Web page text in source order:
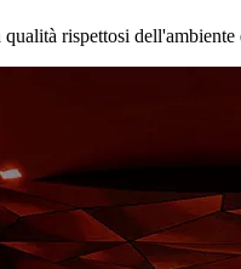
rispettosi